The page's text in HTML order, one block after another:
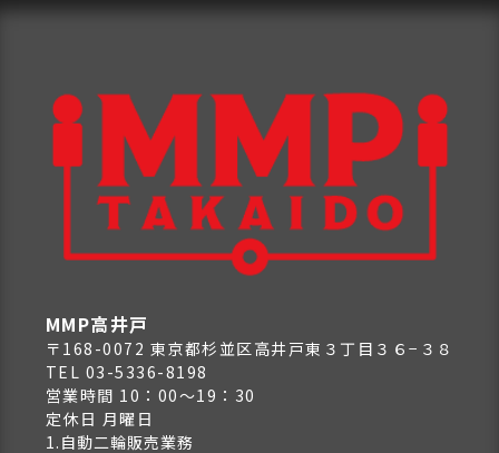
MMP高井戸
〒168-0072 東京都杉並区高井戸東３丁目３６−３８
TEL 03-5336-8198
営業時間 10：00～19：30
定休日 月曜日
1.自動二輪販売業務